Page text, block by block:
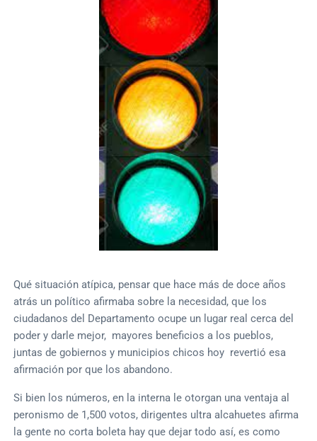
Qué situación atípica, pensar que hace más de doce años
atrás un político afirmaba sobre la necesidad, que los
ciudadanos del Departamento ocupe un lugar real cerca del
poder y darle mejor, mayores beneficios a los pueblos,
juntas de gobiernos y municipios chicos hoy revertió esa
afirmación por que los abandono.
Si bien los números, en la interna le otorgan una ventaja al
peronismo de 1,500 votos, dirigentes ultra alcahuetes afirma
la gente no corta boleta hay que dejar todo así, es como